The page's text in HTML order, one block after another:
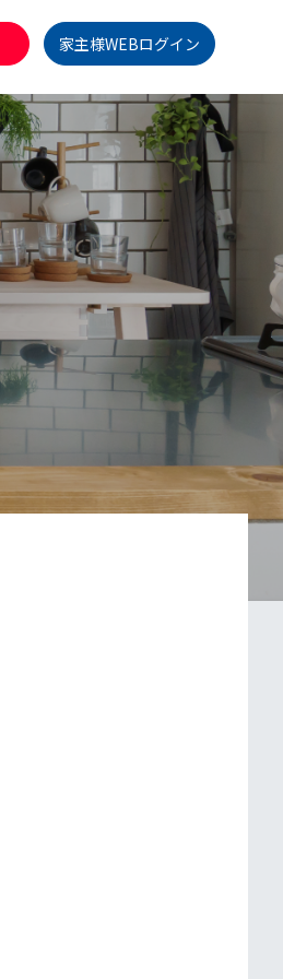
家主様WEBログイン